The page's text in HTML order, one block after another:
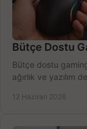
Bütçe Dostu
Bütçe dostu
ağırlık ve yazılım
12 Haziran 2026